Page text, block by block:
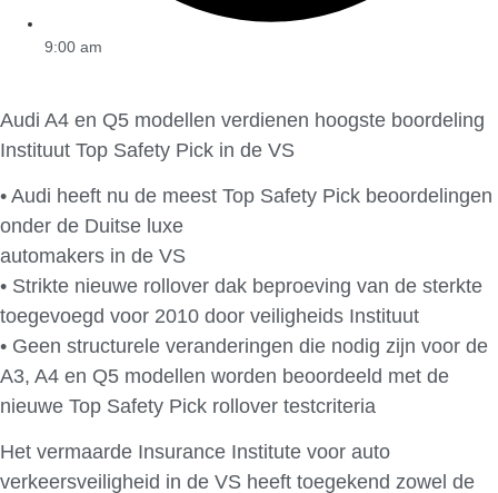
9:00 am
Audi A4 en Q5 modellen verdienen hoogste boordeling
Instituut Top Safety Pick in de VS
• Audi heeft nu de meest Top Safety Pick beoordelingen
onder de Duitse luxe
automakers in de VS
• Strikte nieuwe rollover dak beproeving van de sterkte
toegevoegd voor 2010 door veiligheids Instituut
• Geen structurele veranderingen die nodig zijn voor de
A3, A4 en Q5 modellen worden beoordeeld met de
nieuwe Top Safety Pick rollover testcriteria
Het vermaarde Insurance Institute voor auto
verkeersveiligheid in de VS heeft toegekend zowel de